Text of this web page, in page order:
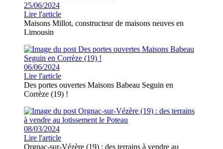
25/06/2024
Lire l'article
Maisons Millot, constructeur de maisons neuves en
Limousin
06/06/2024
Lire l'article
Des portes ouvertes Maisons Babeau Seguin en
Corrèze (19) !
08/03/2024
Lire l'article
Orgnac-sur-Vézère (19) : des terrains à vendre au